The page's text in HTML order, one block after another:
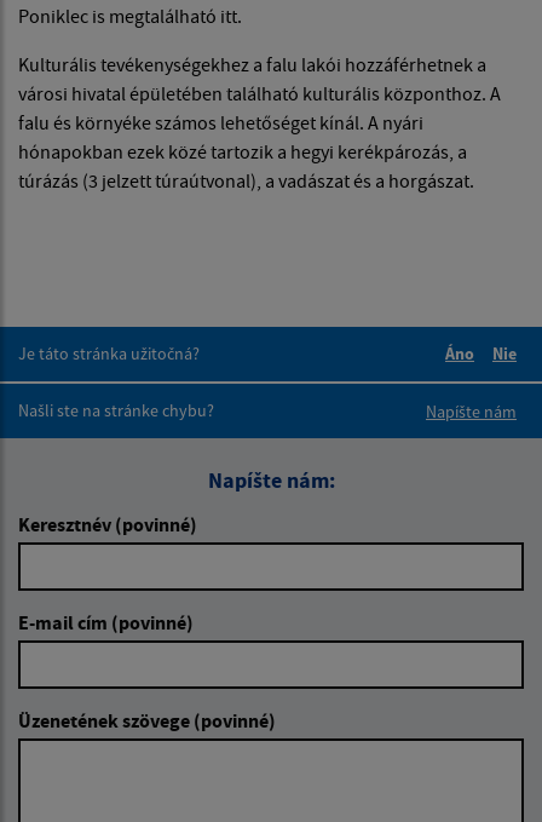
Poniklec is megtalálható itt.
Kulturális tevékenységekhez a falu lakói hozzáférhetnek a
városi hivatal épületében található kulturális központhoz. A
falu és környéke számos lehetőséget kínál. A nyári
hónapokban ezek közé tartozik a hegyi kerékpározás, a
túrázás (3 jelzett túraútvonal), a vadászat és a horgászat.
Je táto stránka užitočná?
Áno
Nie
Našli ste na stránke chybu?
Napíšte nám
Napíšte nám:
Keresztnév (povinné)
E-mail cím (povinné)
Üzenetének szövege (povinné)